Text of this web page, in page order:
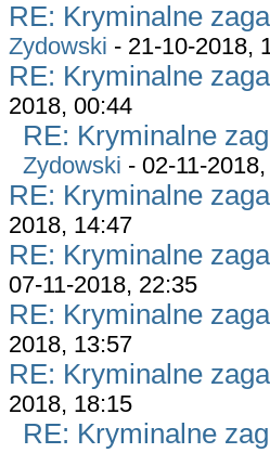
RE: Kryminalne
Zydowski - 21-10-2018,
RE: Kryminalne
2018, 00:44
RE: Kryminalne
Zydowski - 02-11-
RE: Kryminalne
2018, 14:47
RE: Kryminalne
07-11-2018, 22:35
RE: Kryminalne
2018, 13:57
RE: Kryminalne
2018, 18:15
RE: Kryminalne